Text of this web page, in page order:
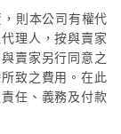
則本公司有權代
理人，按與賣家
賣家另行同意之
致之費用。在此
任、義務及付款